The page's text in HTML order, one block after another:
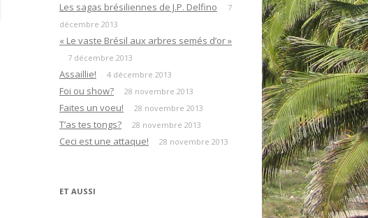
Les sagas brésiliennes de J.P. Delfino
7
décembre 2013
« Le vaste Brésil aux arbres semés d’or »
7 décembre 2013
Assaillie! 4 décembre 2013
Foi ou show? 28 novembre 2013
Faites un voeu! 28 novembre 2013
T’as tes tongs? 28 novembre 2013
Ceci est une attaque! 28 novembre 2013
ET AUSSI